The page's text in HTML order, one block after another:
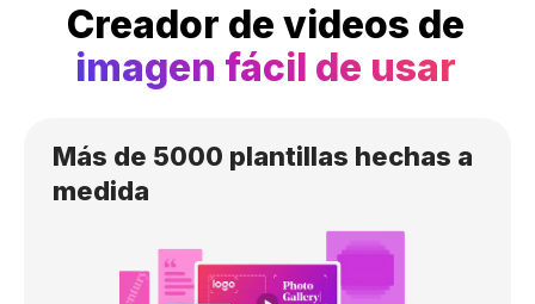
Creador de videos de
imagen fácil de usar
Más de 5000 plantillas hechas a
medida